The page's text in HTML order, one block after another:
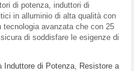
di potenza, induttori di
in alluminio di alta qualità con
avanzata che con 25
di soddisfare le esigenze di
Induttore di Potenza Resistore a